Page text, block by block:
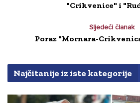
"Crikvenice" i
Sljedeći članak
Poraz "Mornara-
Najčitanije iz iste kategorije